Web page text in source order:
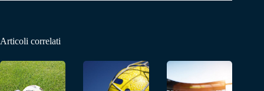
Articoli correlati